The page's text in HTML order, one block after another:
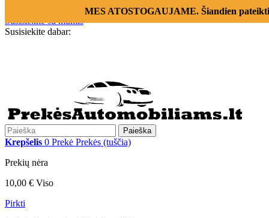
MES ATOSTOGAUJAME. Šiandien
Susisiekite su mumis
Susisiekite dabar:
Paieška
Krepšelis 0 Prekė Prekės (tuščia)
Prekių nėra
10,00 € Viso
Pirkti